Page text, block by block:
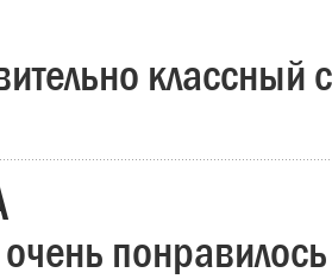
классный